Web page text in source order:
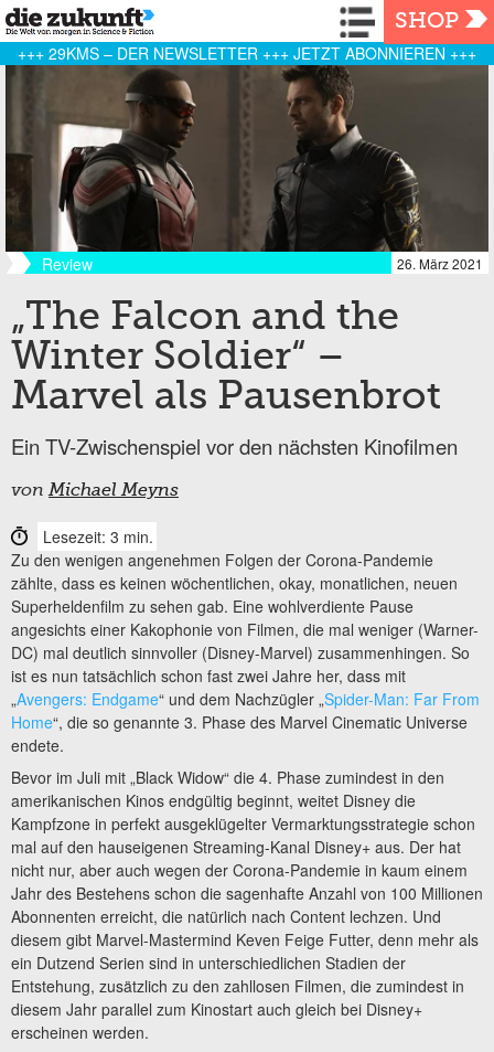
Navigation
SHOP
+++ 29KMS – DER NEWSLETTER +++ JETZT ABONNIEREN +++
Review 26. März 2021
„The Falcon and the
Winter Soldier“ –
Marvel als Pausenbrot
Ein TV-Zwischenspiel vor den nächsten Kinofilmen
vonMichael Meyns
Lesezeit: 3 min.
Zu den wenigen angenehmen Folgen der Corona-Pandemie
zählte, dass es keinen wöchentlichen, okay, monatlichen, neuen
Superheldenfilm zu sehen gab. Eine wohlverdiente Pause
angesichts einer Kakophonie von Filmen, die mal weniger (Warner-
DC) mal deutlich sinnvoller (Disney-Marvel) zusammenhingen. So
ist es nun tatsächlich schon fast zwei Jahre her, dass mit
„Avengers: Endgame“ und dem Nachzügler „Spider-Man: Far From
Home“, die so genannte 3. Phase des Marvel Cinematic Universe
endete.
Bevor im Juli mit „Black Widow“ die 4. Phase zumindest in den
amerikanischen Kinos endgültig beginnt, weitet Disney die
Kampfzone in perfekt ausgeklügelter Vermarktungsstrategie schon
mal auf den hauseigenen Streaming-Kanal Disney+ aus. Der hat
nicht nur, aber auch wegen der Corona-Pandemie in kaum einem
Jahr des Bestehens schon die sagenhafte Anzahl von 100 Millionen
Abonnenten erreicht, die natürlich nach Content lechzen. Und
diesem gibt Marvel-Mastermind Keven Feige Futter, denn mehr als
ein Dutzend Serien sind in unterschiedlichen Stadien der
Entstehung, zusätzlich zu den zahllosen Filmen, die zumindest in
diesem Jahr parallel zum Kinostart auch gleich bei Disney+
erscheinen werden.